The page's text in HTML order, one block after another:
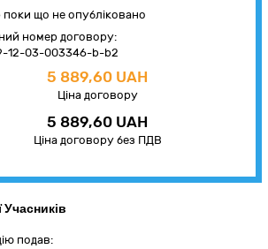
поки що не опубліковано
номер договору:
12-03-003346-b-b2
5 889,60 UAH
Ціна договору
5 889,60 UAH
Ціна договору без ПДВ
Учасників
подав: